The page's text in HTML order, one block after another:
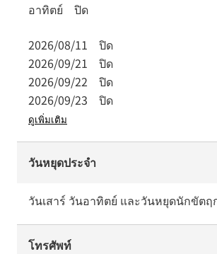
อาทิตย์ ปิด
2026/08/11 ปิด
2026/09/21 ปิด
2026/09/22 ปิด
2026/09/23 ปิด
ดูเพิ่มเติม
วันหยุดประจำ
วันเสาร์ วันอาทิตย์ และวันหยุดนักขัตฤ
โทรศัพท์